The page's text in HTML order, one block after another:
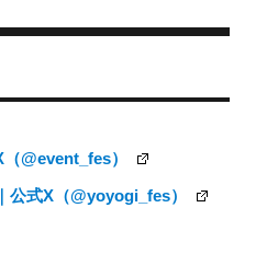
@event_fes）
公式X（@yoyogi_fes）